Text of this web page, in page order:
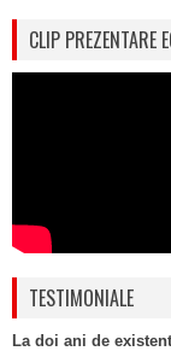
CLIP PREZENTARE
TESTIMONIALE
La doi ani de